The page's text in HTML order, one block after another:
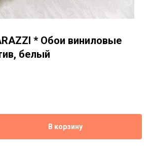
* Обои виниловые
белый
В корзину